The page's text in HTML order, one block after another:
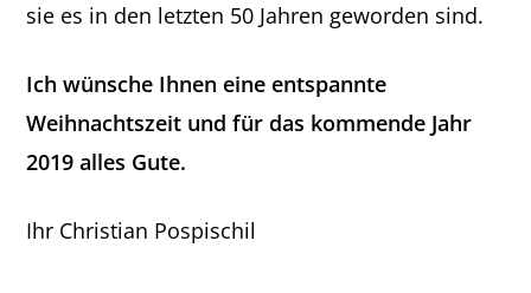
sie es in den letzten 50 Jahren geworden sind.
Ich wünsche Ihnen eine entspannte
Weihnachtszeit und für das kommende Jahr
2019 alles Gute.
Ihr Christian Pospischil